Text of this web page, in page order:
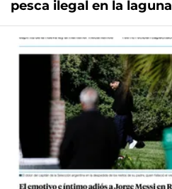
pesca ilegal en la laguna